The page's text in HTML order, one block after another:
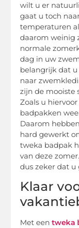
wilt u er
gaat u toch
temperaturen
daarom weinig
normale
dag in uw
belangrijk dat
naar
zijn de mooiste
Zoals u
badpakken
Daarom
hard gewerkt
tweka badpak
van deze
dus zeker dat u
Klaar
Met eentweka